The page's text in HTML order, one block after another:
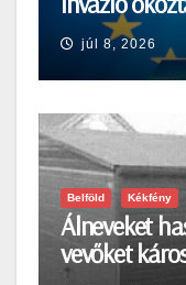
júl 8, 2026
Belföld Kékfény
Álneveket
vevőket